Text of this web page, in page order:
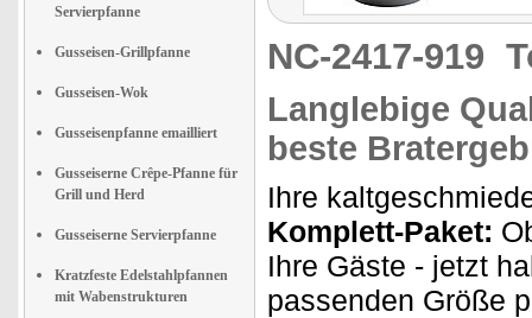
Servierpfanne
Gusseisen-Grillpfanne
Gusseisen-Wok
Gusseisenpfanne emailliert
Gusseiserne Crêpe-Pfanne für
Grill und Herd
Gusseiserne Servierpfanne
Kratzfeste Edelstahlpfannen
mit Wabenstrukturen
NC-2417-919
Langlebige
beste
Ihre
Komplett-Paket:
Ihre Gäste - jetzt
passenden Größe